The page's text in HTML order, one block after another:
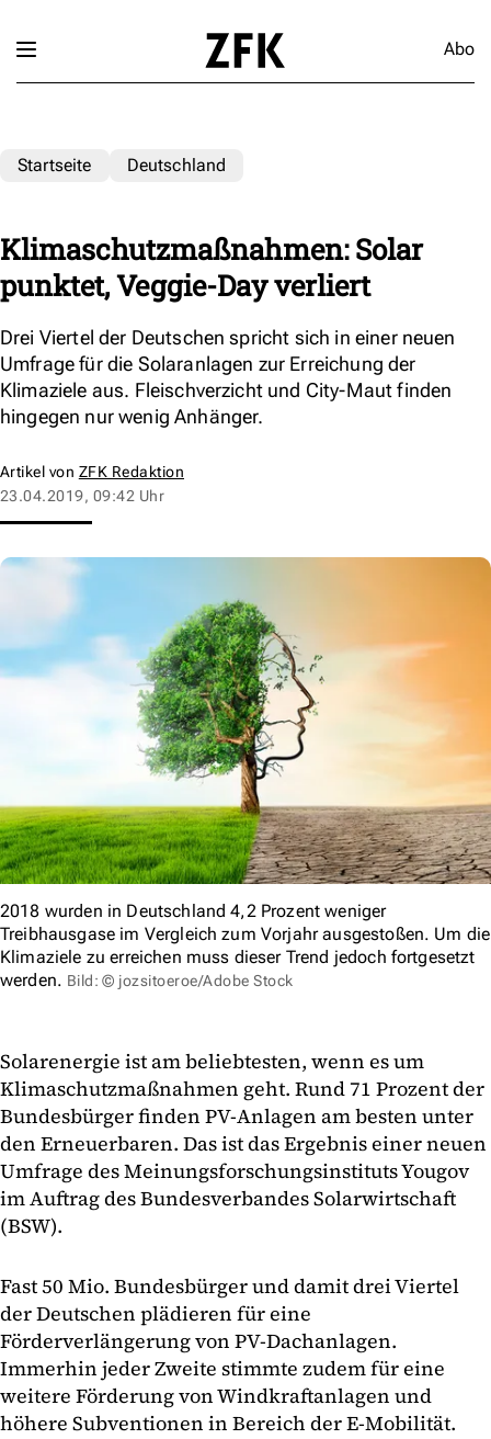
Abo
Startseite Deutschland
Klimaschutzmaßnahmen: Solar
punktet, Veggie-Day verliert
Drei Viertel der Deutschen spricht sich in einer neuen
Umfrage für die Solaranlagen zur Erreichung der
Klimaziele aus. Fleischverzicht und City-Maut finden
hingegen nur wenig Anhänger.
Artikel von ZFK Redaktion
23.04.2019, 09:42 Uhr
2018 wurden in Deutschland 4,2 Prozent weniger
Treibhausgase im Vergleich zum Vorjahr ausgestoßen. Um die
Klimaziele zu erreichen muss dieser Trend jedoch fortgesetzt
werden. Bild: © jozsitoeroe/Adobe Stock
Solarenergie ist am beliebtesten, wenn es um
Klimaschutzmaßnahmen geht. Rund 71 Prozent der
Bundesbürger finden PV-Anlagen am besten unter
den Erneuerbaren. Das ist das Ergebnis einer neuen
Umfrage des Meinungsforschungsinstituts Yougov
im Auftrag des Bundesverbandes Solarwirtschaft
(BSW).
Fast 50 Mio. Bundesbürger und damit drei Viertel
der Deutschen plädieren für eine
Förderverlängerung von PV-Dachanlagen.
Immerhin jeder Zweite stimmte zudem für eine
weitere Förderung von Windkraftanlagen und
höhere Subventionen in Bereich der E-Mobilität.